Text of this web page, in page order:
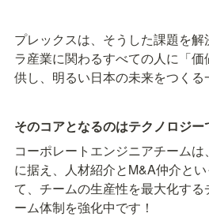
プレックスは、そうした課題を
ラ産業に関わるすべての人に「
供し、明るい日本の未来をつくる
そのコアとなるのはテクノロジー
コーポレートエンジニアチーム
に据え、人材紹介とM&A仲介と
て、チームの生産性を最大化す
ーム体制を強化中です！